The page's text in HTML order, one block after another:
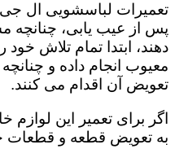
تعمیرات لباسشویی ال جی
پس از عیب یابی،
دهند، ابتدا تمام تلاش
معیوب انجام داده و
تعویض آن اقدام می کنند.
اگر برای تعمیر این
به تعویض قطعه و قطعات